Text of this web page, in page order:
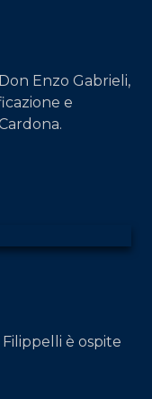
Enzo Gabrieli,
e
è ospite